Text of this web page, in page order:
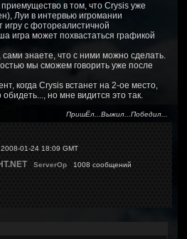
в том, что Crysis уже
Луи в интервью игромании
игру с фотореалистичной
игра может похвастаться графикой
знаете, что с ними можно сделать.
мы сможем говорить уже после
когда Crysis встанет на 2-ое место,
но мне видится это так.
ПришЁл...Выжил...Победил...
01-24 18:09 GMT
ServerOp 1008 сообщений